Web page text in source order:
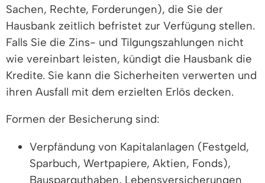
Sachen, Rechte, Forderungen), die Sie der
Hausbank zeitlich befristet zur Verfügung stellen.
Falls Sie die Zins- und Tilgungszahlungen nicht
wie vereinbart leisten, kündigt die Hausbank die
Kredite. Sie kann die Sicherheiten verwerten und
ihren Ausfall mit dem erzielten Erlös decken.
Formen der Besicherung sind:
Verpfändung von Kapitalanlagen (Festgeld,
Sparbuch, Wertpapiere, Aktien, Fonds),
Bausparguthaben, Lebensversicherungen